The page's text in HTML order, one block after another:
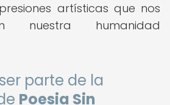
artísticas que nos
nuestra humanidad
parte de la
Poesia Sin